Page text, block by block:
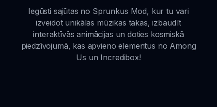
Iegūsti sajūtas no Sprunkus Mod, kur tu vari
izveidot unikālas mūzikas takas, izbaudīt
interaktīvās animācijas un doties kosmiskā
piedzīvojumā, kas apvieno elementus no Among
Us un Incredibox!